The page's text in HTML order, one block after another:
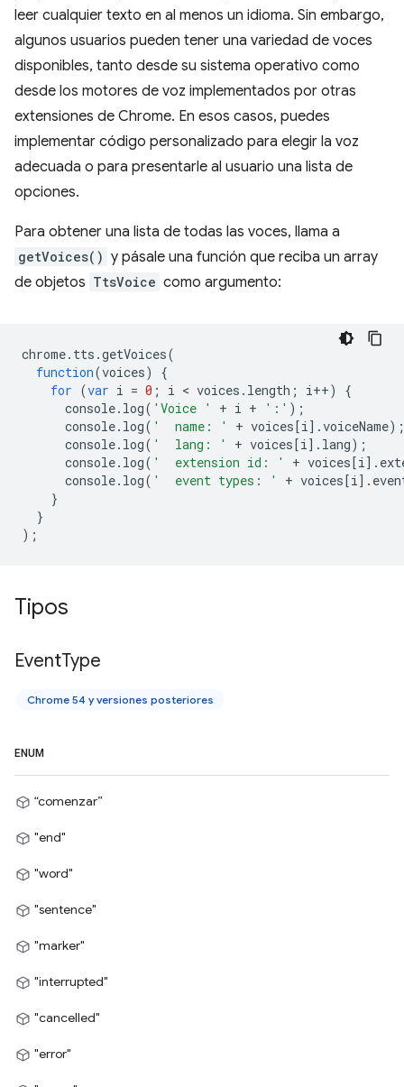
leer cualquier texto en al menos un idioma. Sin embargo,
algunos usuarios pueden tener una variedad de voces
disponibles, tanto desde su sistema operativo como
desde los motores de voz implementados por otras
extensiones de Chrome. En esos casos, puedes
implementar código personalizado para elegir la voz
adecuada o para presentarle al usuario una lista de
opciones.
Para obtener una lista de todas las voces, llama a
getVoices() y pásale una función que reciba un array
de objetos TtsVoice como argumento:
chrome. tts .getVoices(
function(voices)
{
for (var i = 0 ; i < voices . length ; i++)
{
console. log( 'Voice ' + i + ':' );
console. log( '  name: ' + voices[i].voiceName);
console. log( '  lang: ' + voices[i]. lang);
console. log( '  extension id: ' + voices[i].
console. log( '  event types: ' + voices[i].
}
}
);
Tipos
EventType
Chrome 54 y versiones posteriores
ENUM
“comenzar”
"end"
"word"
"sentence"
"marker"
"interrupted"
"cancelled"
"error"